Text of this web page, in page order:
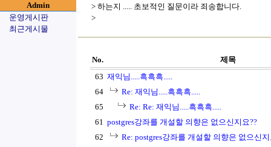
Admin
운영게시판
최근게시물
> 하는지 ..... 초보적인 질문이라 죄송합니다.
>
No.
제목
63 재익님.....흑흑흑.....
64
Re: 재익님.....흑흑흑.....
65
Re: Re: 재익님.....흑흑흑.....
61 postgres강좌를 개설할 의향은 없으신지요??
62
Re: postgres강좌를 개설할 의향은 없으신지